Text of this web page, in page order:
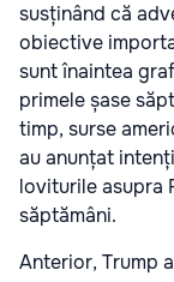
susținând că
obiective
sunt înaintea
primele șase
timp, surse
au anunțat
loviturile asupra
săptămâni.
Anterior, Trump